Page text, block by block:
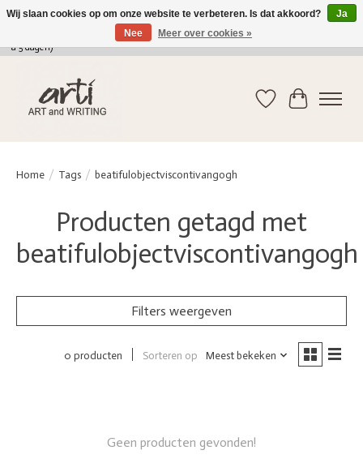
verkoop@arti-artandwriting.be/ +32 (0)471 41 82 41 / GRATIS verzending > 75 euro (2
a 5 dagen)
Verlanglijst
Home / Tags / beatifulobjectviscontivangogh
Producten getagd met
beatifulobjectviscontivangogh
Filters weergeven
0 producten Sorteren op Meest bekeken
Geen producten gevonden!
Wij slaan cookies op om onze website te verbeteren. Is dat akkoord?
Ja
Nee
Meer over cookies »